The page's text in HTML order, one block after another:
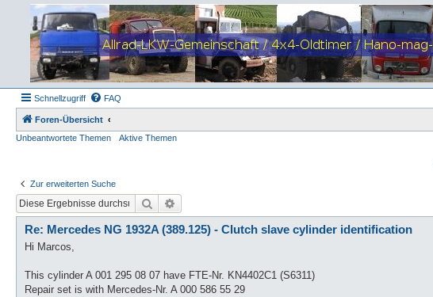
Schnellzugriff FAQ
Foren-Übersicht
Unbeantwortete Themen
Aktive Themen
Zur erweiterten Suche
Suche
Re: Mercedes NG 1932A (389.125) - Clutch slave cylinder identification
Hi Marcos,
This cylinder A 001 295 08 07 have FTE-Nr. KN4402C1 (S6311)
Repair set is with Mercedes-Nr. A 000 586 55 29